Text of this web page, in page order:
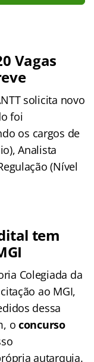
Vagas
solicita novo
foi
os cargos de
Analista
(Nível
tem
Colegiada da
ao MGI,
dessa
oconcurso
autarquia.